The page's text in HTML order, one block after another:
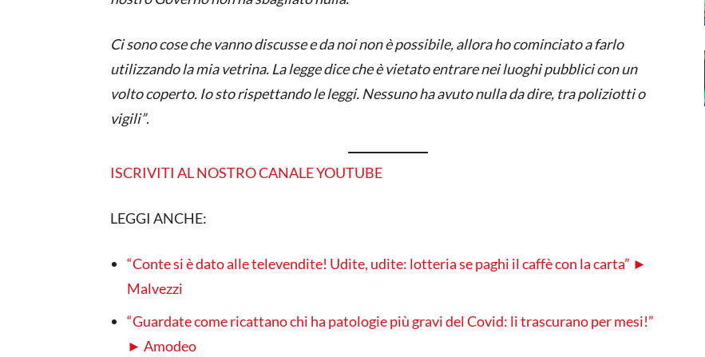
Ci sono cose che vanno discusse e da noi non è possibile, allora ho cominciato a farlo
utilizzando la mia vetrina. La legge dice che è vietato entrare nei luoghi pubblici con un
volto coperto. Io sto rispettando le leggi. Nessuno ha avuto nulla da dire, tra poliziotti o
vigili”.
ISCRIVITI AL NOSTRO CANALE YOUTUBE
LEGGI ANCHE:
“Conte si è dato alle televendite! Udite, udite: lotteria se paghi il caffè con la carta” ►
Malvezzi
“Guardate come ricattano chi ha patologie più gravi del Covid: li trascurano per mesi!”
► Amodeo